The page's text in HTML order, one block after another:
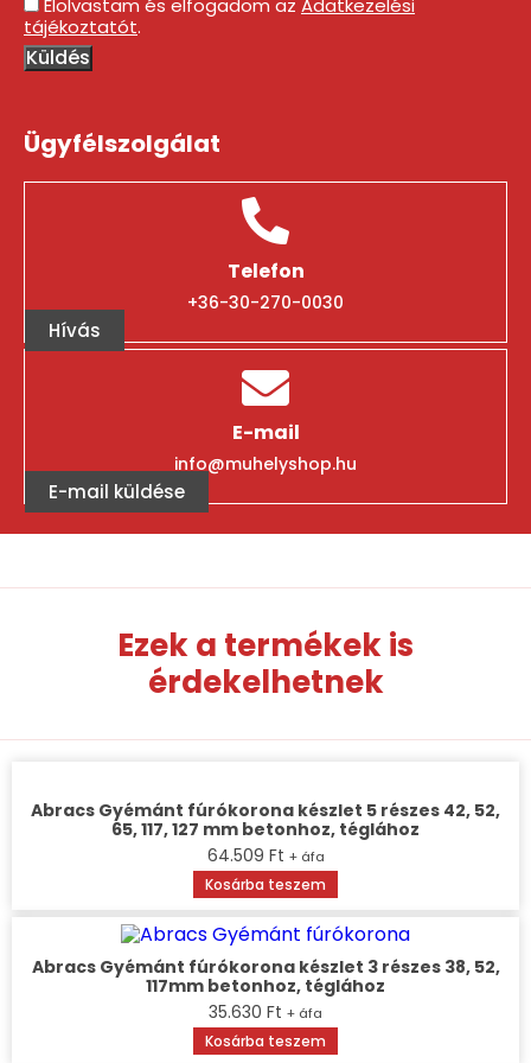
Elolvastam és elfogadom az Adatkezelési
tájékoztatót.
Küldés
Ügyfélszolgálat
Telefon
+36-30-270-0030
Hívás
E-mail
info@muhelyshop.hu
E-mail küldése
Ezek a termékek is
érdekelhetnek
Abracs Gyémánt fúrókorona készlet 5 részes 42, 52,
65, 117, 127 mm betonhoz, téglához
64.509 Ft + áfa
Kosárba teszem
Abracs Gyémánt fúrókorona készlet 3 részes 38, 52,
117mm betonhoz, téglához
35.630 Ft + áfa
Kosárba teszem